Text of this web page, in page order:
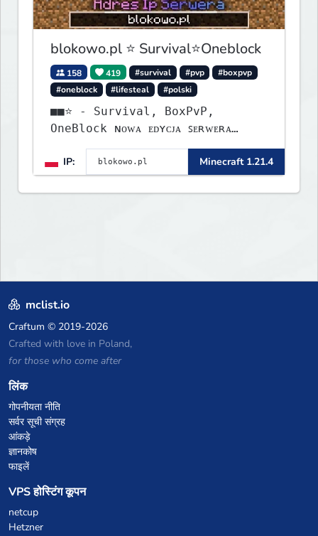
blokowo.pl ⭐ Survival⭐Oneblock
158 419 #survival #pvp
#boxpvp
#oneblock
#lifesteal #polski
■■⭐ - Survival, BoxPvP,
OneBlock ɴᴏᴡᴀ ᴇᴅʏᴄᴊᴀ ꜱᴇʀᴡᴇʀᴀ
ᴡʏꜱᴛᴀʀᴛᴏᴡᴀʟᴀ!
IP:
Minecraft 1.21.4
mclist.io
Craftum © 2019-2026
Crafted with love in Poland,
for those who come after
लिंक
गोपनीयता नीति
सर्वर सूची संग्रह
आंकड़े
ज्ञानकोष
फाइलें
VPS होस्टिंग कूपन
netcup
Hetzner